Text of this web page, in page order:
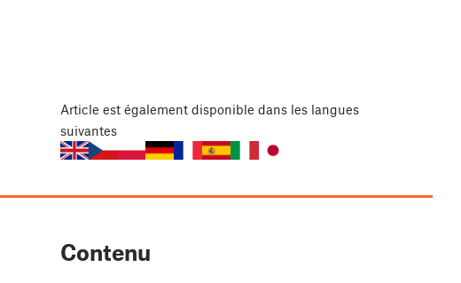
Article est également disponible dans les langues
suivantes
Contenu